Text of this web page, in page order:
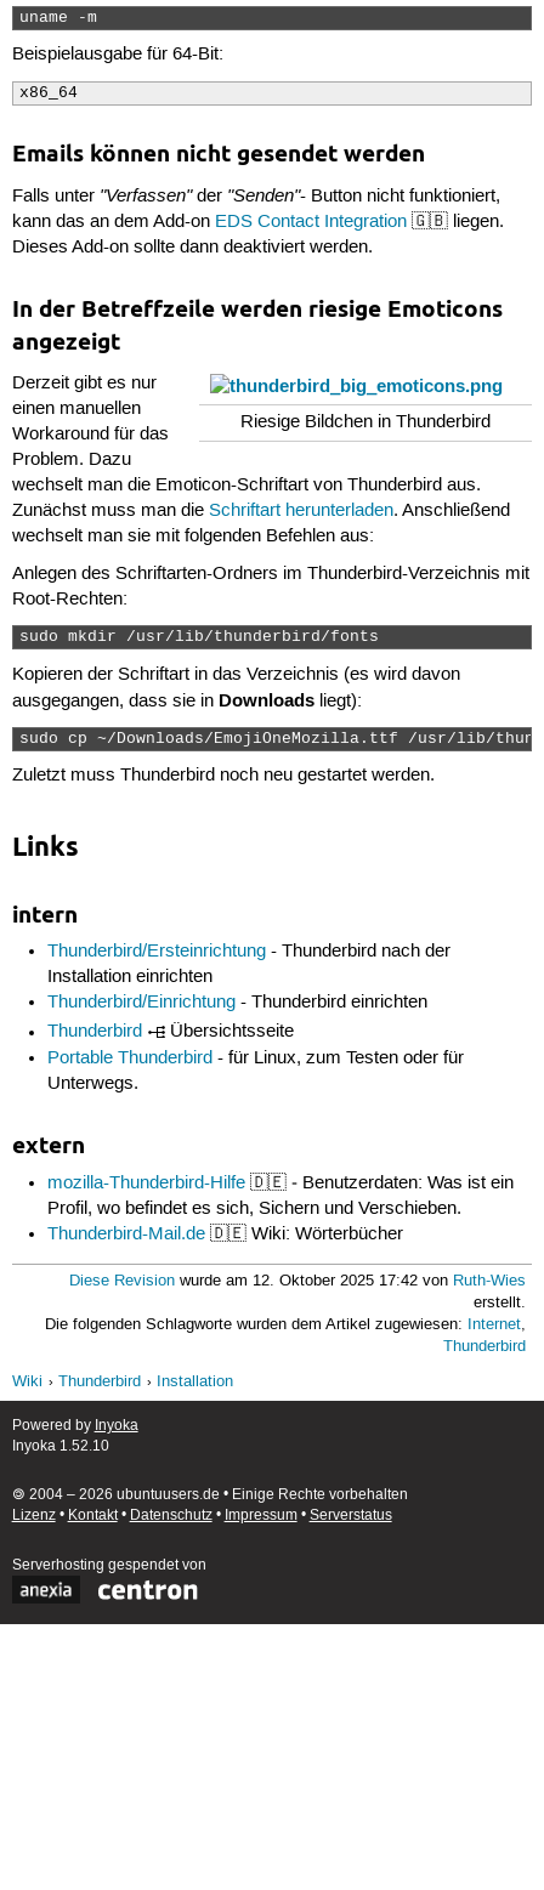
uname -m
Beispielausgabe für 64-Bit:
x86_64
Emails können nicht gesendet werden
Falls unter "Verfassen"der "Senden"- Button nicht funktioniert,
kann das an dem Add-on EDS Contact Integration🇬🇧 liegen.
Dieses Add-on sollte dann deaktiviert werden.
In der Betreffzeile werden riesige Emoticons
angezeigt
Riesige Bildchen in Thunderbird
Derzeit gibt es nur
einen manuellen
Workaround für das
Problem. Dazu
wechselt man die Emoticon-Schriftart von Thunderbird aus.
Zunächst muss man die Schriftart herunterladen. Anschließend
wechselt man sie mit folgenden Befehlen aus:
Anlegen des Schriftarten-Ordners im Thunderbird-Verzeichnis mit
Root-Rechten:
sudo mkdir /usr/lib/thunderbird/fonts
Kopieren der Schriftart in das Verzeichnis (es wird davon
ausgegangen, dass sie in Downloadsliegt):
sudo cp ~/Downloads/EmojiOneMozilla.ttf /usr/lib/
Zuletzt muss Thunderbird noch neu gestartet werden.
Links
intern
Thunderbird/Ersteinrichtung - Thunderbird nach der
Installation einrichten
Thunderbird/Einrichtung - Thunderbird einrichten
Thunderbird
Übersichtsseite
Portable Thunderbird - für Linux, zum Testen oder für
Unterwegs.
extern
mozilla-Thunderbird-Hilfe 🇩🇪 ‒ Benutzerdaten: Was ist ein
Profil, wo befindet es sich, Sichern und Verschieben.
Thunderbird-Mail.de 🇩🇪 Wiki: Wörterbücher
Diese Revision wurde am 12. Oktober 2025 17:42 von Ruth-Wies
erstellt.
Die folgenden Schlagworte wurden dem Artikel zugewiesen: Internet,
Thunderbird
Wiki
Thunderbird Installation
Powered by Inyoka
Inyoka 1.52.10
🄯 2004 – 2026 ubuntuusers.de • Einige Rechte vorbehalten
Lizenz• Kontakt• Datenschutz• Impressum• Serverstatus
Serverhosting gespendet von